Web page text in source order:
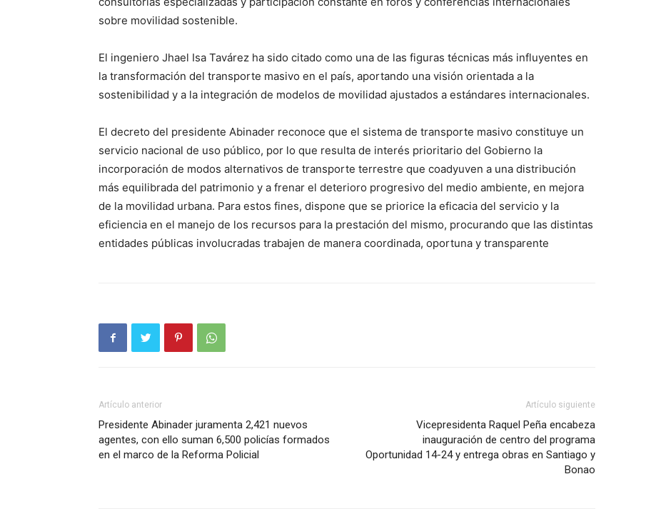
sobre movilidad sostenible.
El ingeniero Jhael Isa Tavárez ha sido citado como una de las figuras técnicas más influyentes en
la transformación del transporte masivo en el país, aportando una visión orientada a la
sostenibilidad y a la integración de modelos de movilidad ajustados a estándares internacionales.
El decreto del presidente Abinader reconoce que el sistema de transporte masivo constituye un
servicio nacional de uso público, por lo que resulta de interés prioritario del Gobierno la
incorporación de modos alternativos de transporte terrestre que coadyuven a una distribución
más equilibrada del patrimonio y a frenar el deterioro progresivo del medio ambiente, en mejora
de la movilidad urbana. Para estos fines, dispone que se priorice la eficacia del servicio y la
eficiencia en el manejo de los recursos para la prestación del mismo, procurando que las distintas
entidades públicas involucradas trabajen de manera coordinada, oportuna y transparente
Artículo anterior
Presidente Abinader juramenta 2,421 nuevos
agentes, con ello suman 6,500 policías formados
en el marco de la Reforma Policial
Artículo siguiente
Vicepresidenta Raquel Peña encabeza
inauguración de centro del programa
Oportunidad 14-24 y entrega obras en Santiago y
Bonao